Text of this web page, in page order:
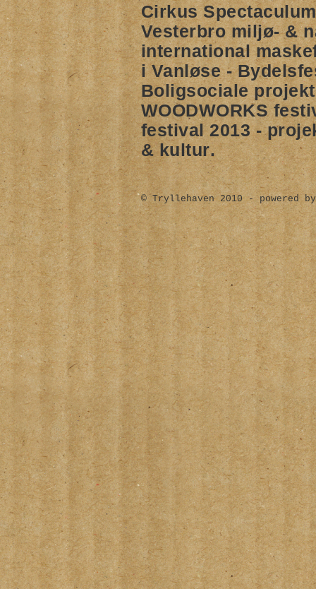
Cirkus
Vesterbro miljø- &
international
i Vanløse -
Boligsociale
WOODWORKS
festival 2013 -
& kultur.
© Tryllehaven 2010 - powered